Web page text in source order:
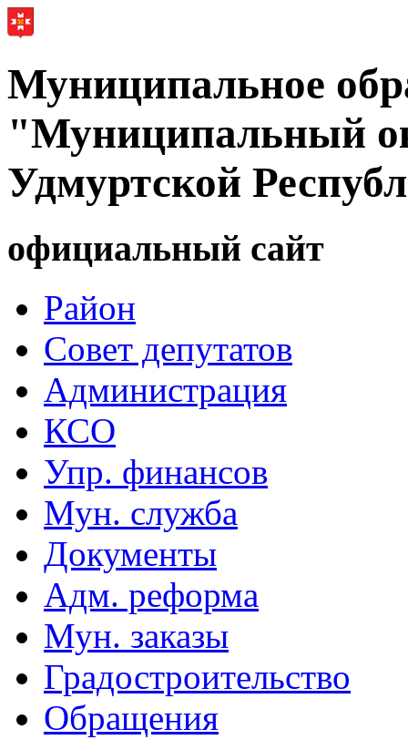
Муниципальное
"Муниципальный
Удмуртской
официальный сайт
Район
Совет депутатов
Администрация
КСО
Упр. финансов
Мун. служба
Документы
Адм. реформа
Мун. заказы
Градостроительство
Обращения